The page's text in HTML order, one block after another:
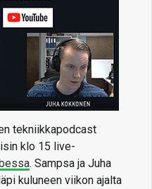
tekniikkapodcast
klo 15 live-
. Sampsa ja Juha
kuluneen viikon ajalta